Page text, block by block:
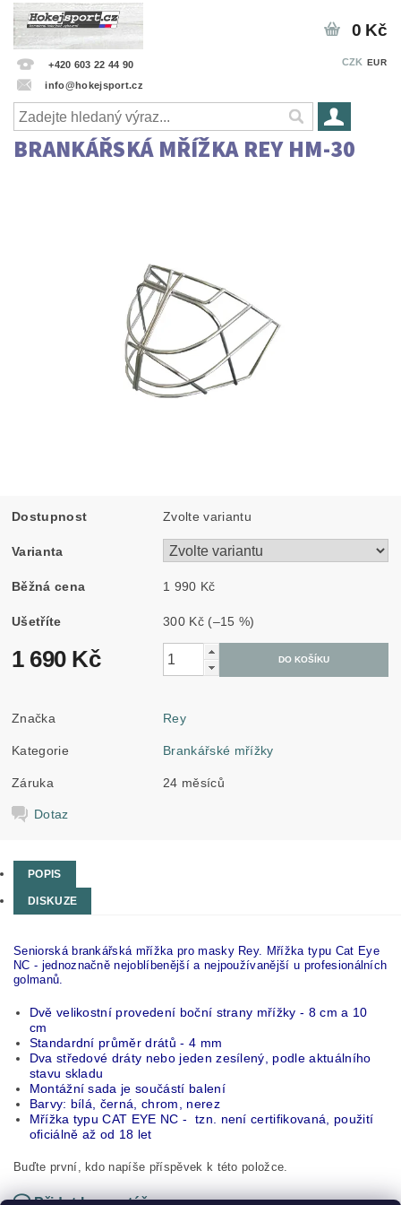
+420 603 22 44 90
info@hokejsport.cz
CZK EUR
0 Kč
BRANKÁŘSKÁ MŘÍŽKA REY HM-30
Dostupnost Zvolte variantu
Varianta
Běžná cena 1 990 Kč
Ušetříte 300 Kč (–15 %)
1 690 Kč
Značka Rey
Kategorie Brankářské mřížky
Záruka 24 měsíců
Dotaz
POPIS
DISKUZE
Seniorská brankářská mřížka pro masky Rey. Mřížka typu Cat Eye
NC - jednoznačně nejoblíbenější a nejpoužívanější u profesionálních
golmanů.
Dvě velikostní provedení boční strany mřížky - 8 cm a 10
cm
Standardní průměr drátů - 4 mm
Dva středové dráty nebo jeden zesílený, podle aktuálního
stavu skladu
Montážní sada je součástí balení
Barvy: bílá, černá, chrom, nerez
Mřížka typu CAT EYE NC - tzn. není certifikovaná, použití
oficiálně až od 18 let
Buďte první, kdo napíše příspěvek k této položce.